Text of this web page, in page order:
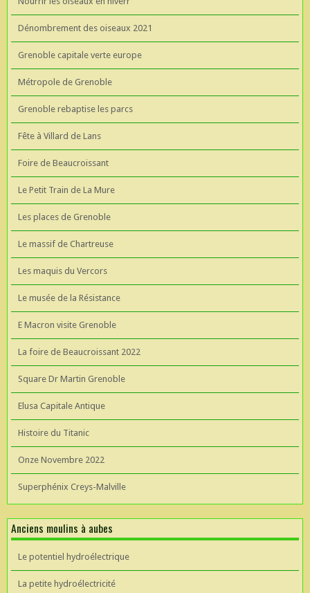
Dénombrement des oiseaux 2021
Grenoble capitale verte europe
Métropole de Grenoble
Grenoble rebaptise les parcs
Fête à Villard de Lans
Foire de Beaucroissant
Le Petit Train de La Mure
Les places de Grenoble
Le massif de Chartreuse
Les maquis du Vercors
Le musée de la Résistance
E Macron visite Grenoble
La foire de Beaucroissant 2022
Square Dr Martin Grenoble
Elusa Capitale Antique
Histoire du Titanic
Onze Novembre 2022
Superphénix Creys-Malville
Anciens moulins à aubes
Le potentiel hydroélectrique
La petite hydroélectricité